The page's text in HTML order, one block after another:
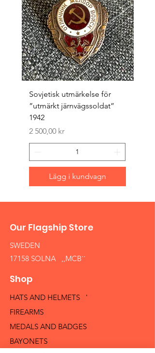
Sovjetisk utmärkelse för
”utmärkt järnvägssoldat”
1942
Pris
2 500,00 kr
Lägg i kundvagn
Our Flagship Store
SWEDEN
17158 SOLNA ,,MCB´´
Shop
HATS AND HELMETS '
FIREARMS
MEDALS AND BADGES
BAYONETS